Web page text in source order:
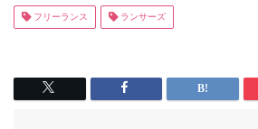
フリーランス ランサーズ